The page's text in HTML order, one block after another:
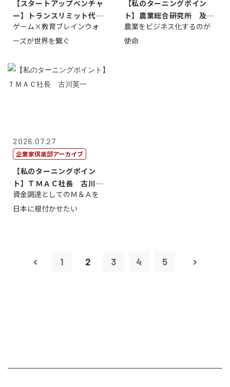
【スタートアップベンチャ
ー】トランスリミット代表
取締役社長 ...
ゲーム×教育ブレインウォ
ーズが世界を繋ぐ
【私のターニングポイン
ト】農業総合研究所 及川
智正
農業をビジネス化するのが
使命
2026.07.27
企業家倶楽部アーカイブ
【私のターニングポイン
ト】ＴＭＡＣ社長 古川英
一
資金調達としてのＭ＆Ａを
日本に根付かせたい
1 2 3 4 5